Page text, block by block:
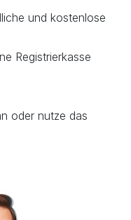
und kostenlose
Registrierkasse
oder nutze das